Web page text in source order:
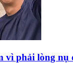
vì phải lòng nụ